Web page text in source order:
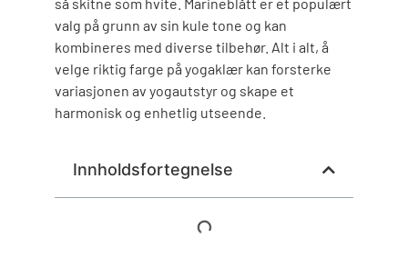
valg på grunn av sin kule tone og kan
kombineres med diverse tilbehør. Alt i alt, å
velge riktig farge på yogaklær kan forsterke
variasjonen av yogautstyr og skape et
harmonisk og enhetlig utseende.
Innholdsfortegnelse